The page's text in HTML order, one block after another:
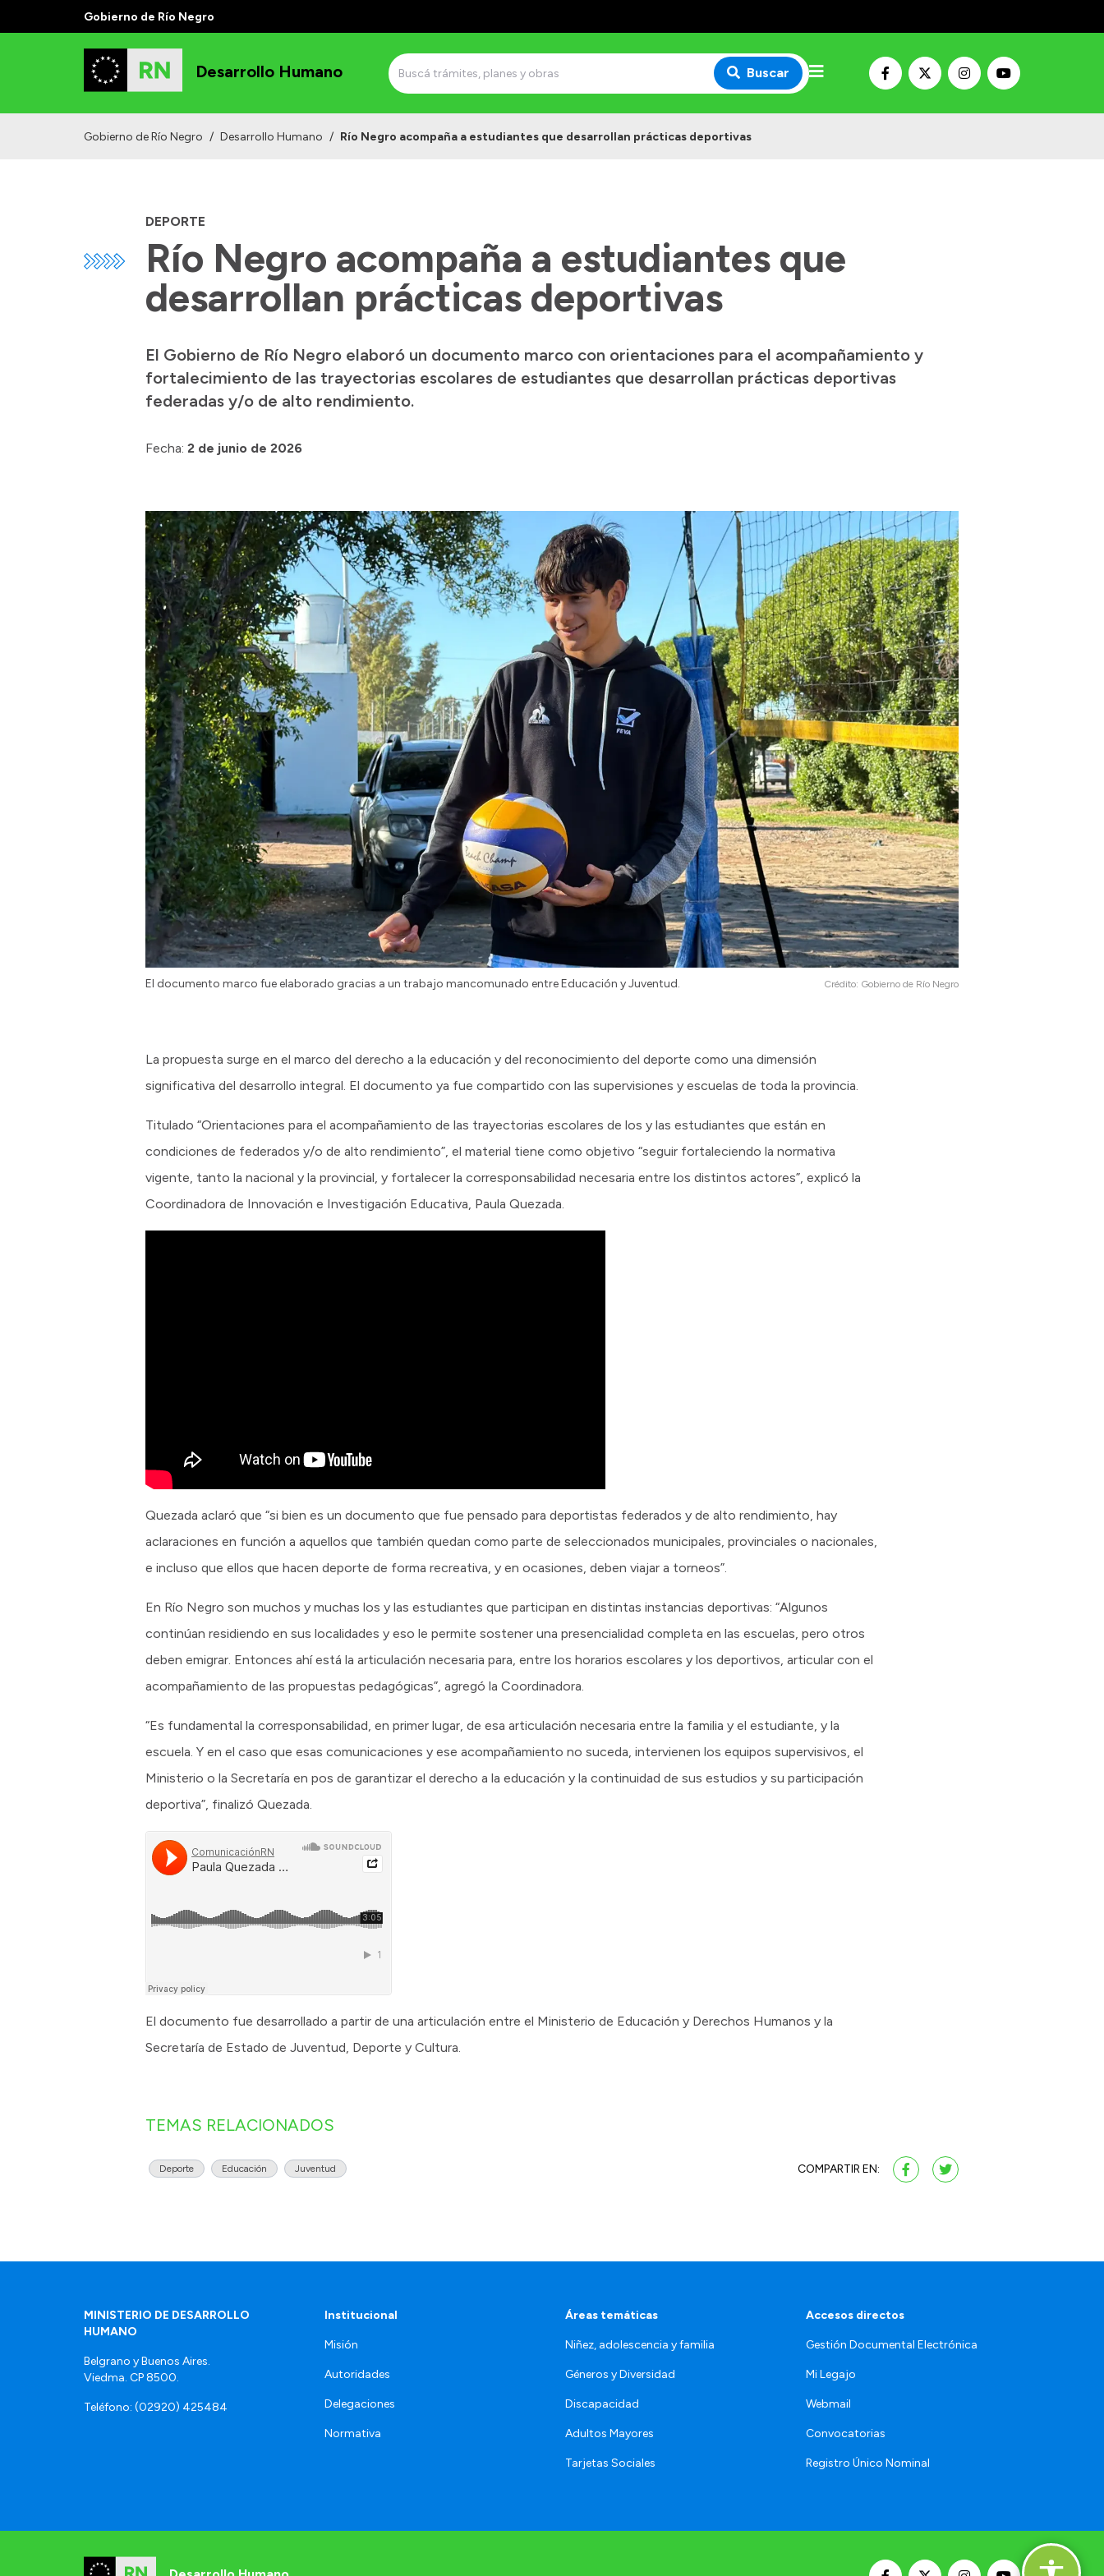
Gobierno de Río Negro
Desarrollo Humano Buscar
Gobierno de Río Negro / Desarrollo Humano / Río Negro acompaña a estudiantes que desarrollan prácticas deportivas
DEPORTE
Río Negro acompaña a estudiantes que
desarrollan prácticas deportivas
El Gobierno de Río Negro elaboró un documento marco con orientaciones para el acompañamiento y
fortalecimiento de las trayectorias escolares de estudiantes que desarrollan prácticas deportivas
federadas y/o de alto rendimiento.
Fecha: 2 de junio de 2026
El documento marco fue elaborado gracias a un trabajo mancomunado entre Educación y Juventud. Crédito: Gobierno de Río Negro
La propuesta surge en el marco del derecho a la educación y del reconocimiento del deporte como una dimensión
significativa del desarrollo integral. El documento ya fue compartido con las supervisiones y escuelas de toda la provincia.
Titulado “Orientaciones para el acompañamiento de las trayectorias escolares de los y las estudiantes que están en
condiciones de federados y/o de alto rendimiento”, el material tiene como objetivo “seguir fortaleciendo la normativa
vigente, tanto la nacional y la provincial, y fortalecer la corresponsabilidad necesaria entre los distintos actores”, explicó la
Coordinadora de Innovación e Investigación Educativa, Paula Quezada.
Quezada aclaró que “si bien es un documento que fue pensado para deportistas federados y de alto rendimiento, hay
aclaraciones en función a aquellos que también quedan como parte de seleccionados municipales, provinciales o nacionales,
e incluso que ellos que hacen deporte de forma recreativa, y en ocasiones, deben viajar a torneos”.
En Río Negro son muchos y muchas los y las estudiantes que participan en distintas instancias deportivas: “Algunos
continúan residiendo en sus localidades y eso le permite sostener una presencialidad completa en las escuelas, pero otros
deben emigrar. Entonces ahí está la articulación necesaria para, entre los horarios escolares y los deportivos, articular con el
acompañamiento de las propuestas pedagógicas”, agregó la Coordinadora.
“Es fundamental la corresponsabilidad, en primer lugar, de esa articulación necesaria entre la familia y el estudiante, y la
escuela. Y en el caso que esas comunicaciones y ese acompañamiento no suceda, intervienen los equipos supervisivos, el
Ministerio o la Secretaría en pos de garantizar el derecho a la educación y la continuidad de sus estudios y su participación
deportiva”, finalizó Quezada.
El documento fue desarrollado a partir de una articulación entre el Ministerio de Educación y Derechos Humanos y la
Secretaría de Estado de Juventud, Deporte y Cultura.
TEMAS RELACIONADOS
Deporte Educación Juventud COMPARTIR EN:
MINISTERIO DE DESARROLLO
HUMANO
Belgrano y Buenos Aires.
Viedma. CP 8500.
Teléfono: (02920) 425484
Institucional
Misión
Autoridades
Delegaciones
Normativa
Áreas temáticas
Niñez, adolescencia y familia
Géneros y Diversidad
Discapacidad
Adultos Mayores
Tarjetas Sociales
Accesos directos
Gestión Documental Electrónica
Mi Legajo
Webmail
Convocatorias
Registro Único Nominal